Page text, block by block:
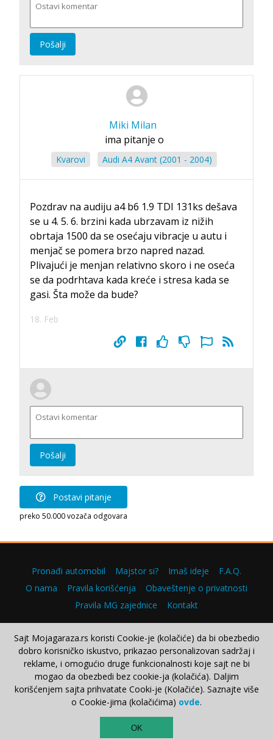
Pošalji
Miki Milan
ima pitanje o
Kvarovi Audi A4 Avant (2001 - 2004)
Pozdrav na audiju a4 b6 1.9 TDI 131ks dešava
se u 4. 5. 6. brzini kada ubrzavam iz nižih
obrtaja 1500 da se osećaju vibracje u autu i
menjač se pomera brzo napred nazad.
Plivajući je menjan relativno skoro i ne oseća
se da podrhtava kada kreće i stresa kada se
gasi. Šta može da bude?
18. Feb
Pošalji
Postavi pitanje
preko 50.000 vozača odgovara
Pronađi automobil Majstor si? Imaš ideje
F.A.Q.
O nama
Pravila korišćenja
Obaveštenje o privatnosti
Pravila MG zajednice
Kontakt
Copyright © 2000–2026.
Sajt Mojagaraza.rs koristi Cookie-je (kolačiće) da bi obezbedio
dobro korisničko iskustvo, prikazao personalizovan sadržaj i
reklame, i omogućio druge funkcionalnosti koje sajt ne bi
mogao da obezbedi bez cookie-ja (kolačića). Daljim
korišćenjem sajta prihvatate Cooki-je (Kolačiće). Saznajte više
o Cookie-jima (kolačićima) ovde.
OK